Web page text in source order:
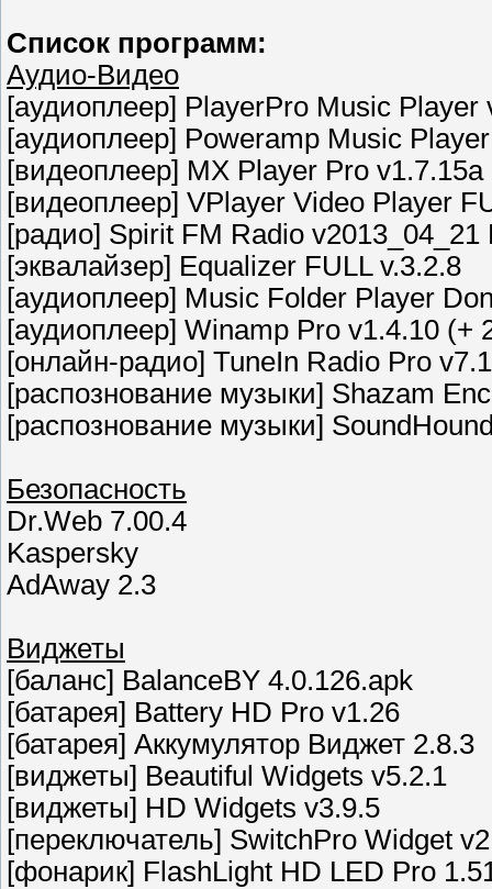
Список программ:
Аудио-Видео
[аудиоплеер] PlayerPro Music Player
[аудиоплеер] Poweramp Music
[видеоплеер] MX Player Pro v1.7.15а
[видеоплеер] VPlayer Video Player
[радио] Spirit FM Radio v2013_04_21
[эквалайзер] Equalizer FULL v.3.2.8
[аудиоплеер] Music Folder Player
[аудиоплеер] Winamp Pro v1.4.10 (+
[онлайн-радио] TuneIn Radio Pro v7.1
[распознование музыки] Shazam
[распознование музыки]
Безопасность
Dr.Web 7.00.4
Kaspersky
AdAway 2.3
Виджеты
[баланс] BalanceBY 4.0.126.apk
[батарея] Battery HD Pro v1.26
[батарея] Аккумулятор Виджет 2.8.3
[виджеты] Beautiful Widgets v5.2.1
[виджеты] HD Widgets v3.9.5
[переключатель] SwitchPro Widget
[фонарик] FlashLight HD LED Pro